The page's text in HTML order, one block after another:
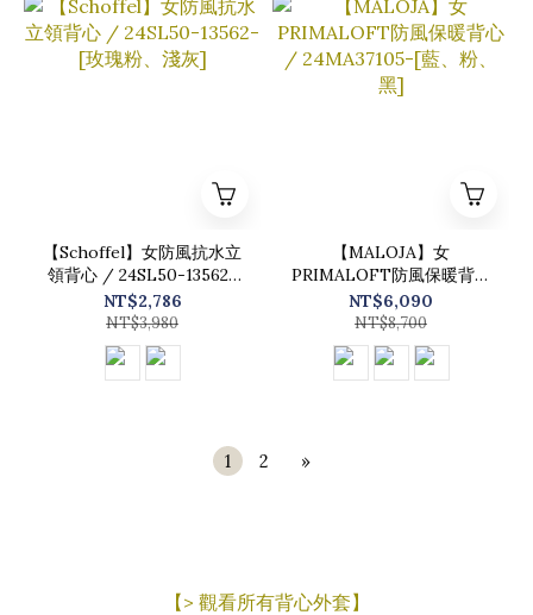
【Schoffel】女防風抗水立
領背心 / 24SL50-13562-
[玫瑰粉、淺灰]
NT$2,786
NT$3,980
【MALOJA】女
PRIMALOFT防風保暖背心
/ 24MA37105-[藍、粉、
黑]
NT$6,090
NT$8,700
1 2 »
【> 觀看所有背心外套】